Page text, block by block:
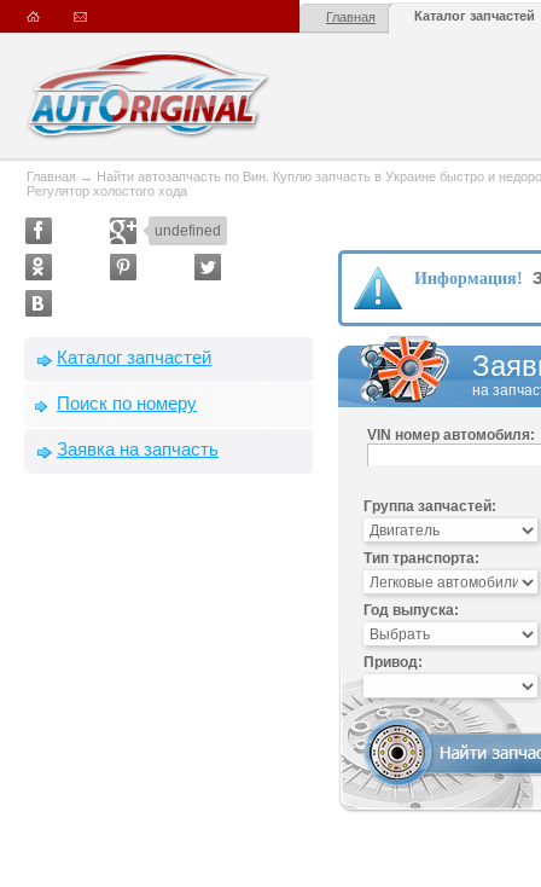
Главная Каталог запчастей
Главная → Найти автозапчасть по Вин. Куплю запчасть в Украине быстро и
Регулятор холостого хода
undefined
Каталог запчастей
Поиск по номеру
Заявка на запчасть
Информация!
на
VIN номер автомобиля:
Группа запчастей:
Тип транспорта:
Год выпуска:
Привод: